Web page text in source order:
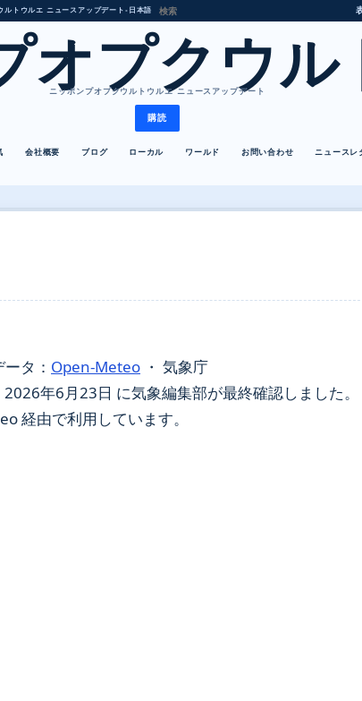
ルトウルエ ニュースアップデート • 日本語
オプクウル
ニッポンプオプクウルトウルエ ニュースアップデート
購読
会社概要 ブログ ローカル ワールド お問い合わせ ニュースレ
タ： Open-Meteo ・ 気象庁
年6月23日 に気象編集部が最終確認しました。
経由で利用しています。